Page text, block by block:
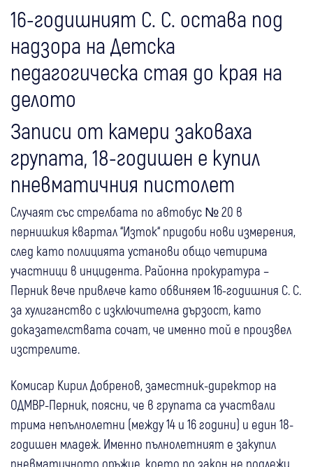
16-годишният С. С. остава под
надзора на Детска
педагогическа стая до края на
делото
Записи от камери заковаха
групата, 18-годишен е купил
пневматичния пистолет
Случаят със стрелбата по автобус № 20 в
пернишкия квартал “Изток“ придоби нови измерения,
след като полицията установи общо четирима
участници в инцидента. Районна прокуратура –
Перник вече привлече като обвиняем 16-годишния С. С.
за хулиганство с изключителна дързост, като
доказателствата сочат, че именно той е произвел
изстрелите.
Комисар Кирил Добренов, заместник-директор на
ОДМВР-Перник, поясни, че в групата са участвали
трима непълнолетни (между 14 и 16 години) и един 18-
годишен младеж. Именно пълнолетният е закупил
пневматичното оръжие, което по закон не подлежи